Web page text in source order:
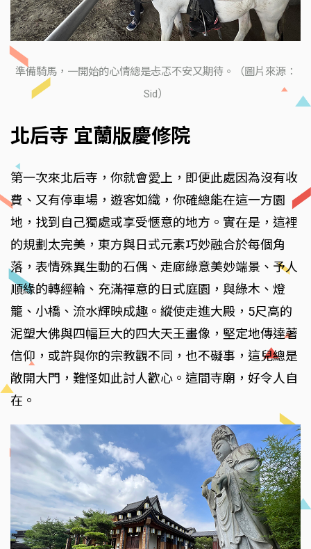
準備騎馬，一開始的心情總是忐忑不安又期待。（圖片來源：
Sid）
北后寺 宜蘭版慶修院
第一次來北后寺，你就會愛上，即便此處因為沒有收
費、又有停車場，遊客如織，你確總能在這一方園
地，找到自己獨處或享受愜意的地方。實在是，這裡
的規劃太完美，東方與日式元素巧妙融合於每個角
落，表情殊異生動的石偶、走廊綠意美妙端景、予人
順緣的轉經輪、充滿禪意的日式庭園，與綠木、燈
籠、小橋、流水輝映成趣。縱使走進大殿，5尺高的
泥塑大佛與四幅巨大的四大天王畫像，堅定地傳達著
信仰，或許與你的宗教觀不同，也不礙事，這兒總是
敞開大門，難怪如此討人歡心。這間寺廟，好令人自
在。